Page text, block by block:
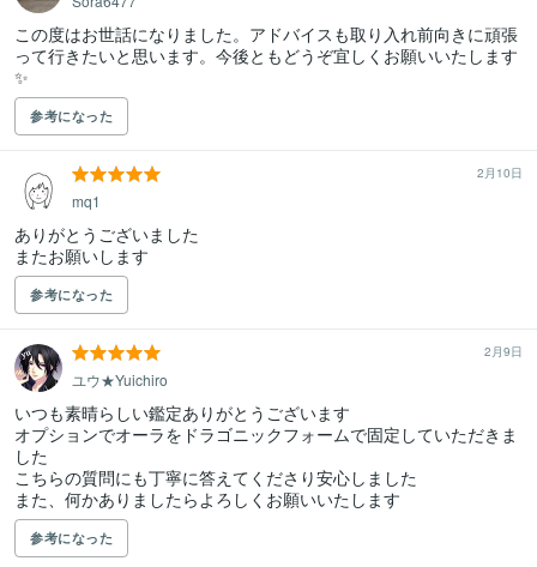
この度はお世話になりました。アドバイスも取り入れ前向きに頑張
って行きたいと思います。今後ともどうぞ宜しくお願いいたします
✨️
参考になった
2月10日
mq1
ありがとうございました
またお願いします
参考になった
2月9日
ユウ★Yuichiro
いつも素晴らしい鑑定ありがとうございます
オプションでオーラをドラゴニックフォームで固定していただきま
した
こちらの質問にも丁寧に答えてくださり安心しました
また、何かありましたらよろしくお願いいたします
参考になった